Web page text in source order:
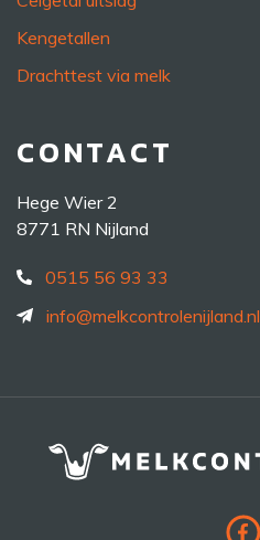
Kengetallen
Drachttest via melk
CONTACT
Hege Wier 2
8771 RN Nijland
0515 56 93 33
info@melkcontrolenijland.nl